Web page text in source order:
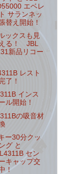
エベレ
サランネッ
替え開始！
ックスも見
る！ JBL
新品リコー
レスト
了！
インス
ル開始！
の吸音材
ー30分クッ
グ と
セン
キャップ交
！